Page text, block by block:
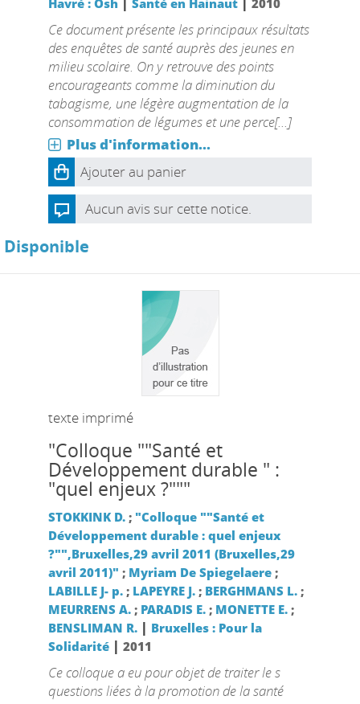
Havré : Osh Santé en Hainaut 2010
Ce document présente les principaux résultats
des enquêtes de santé auprès des jeunes en
milieu scolaire. On y retrouve des points
encourageants comme la diminution du
tabagisme, une légère augmentation de la
consommation de légumes et une perce[...]
Plus d'information...
Ajouter au panier
Aucun avis sur cette notice.
Disponible
texte imprimé
"Colloque ""Santé et
Développement durable " :
"quel enjeux ?"""
STOKKINK D.; "Colloque ""Santé et
Développement durable : quel enjeux
?"",Bruxelles,29 avril 2011 (Bruxelles,29
avril 2011)" ; Myriam De Spiegelaere;
LABILLE J- p.; LAPEYRE J.; BERGHMANS L.;
MEURRENS A.; PARADIS E.; MONETTE E.;
BENSLIMAN R. | Bruxelles : Pour la
Solidarité| 2011
Ce colloque a eu pour objet de traiter le s
questions liées à la promotion de la santé